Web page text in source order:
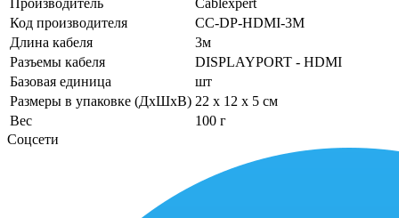
Код производителя
CC-DP-HDMI-3M
Длина кабеля
3м
Разъемы кабеля
DISPLAYPORT - HDMI
Базовая единица
шт
Размеры в упаковке (ДхШхВ) 22 x 12 x 5 см
Вес
100 г
Соцсети